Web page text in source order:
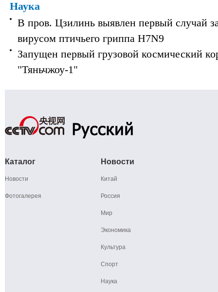
Наука
В пров. Цзилинь выявлен первый случай
вирусом птичьего гриппа H7N9
Запущен первый грузовой космический
"Тяньчжоу-1"
Каталог
Новости
Фотогалерея
Новости
Китай
Россия
Мир
Экономика
Культура
Спорт
Наука